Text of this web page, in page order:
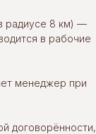
радиусе 8 км) —
в рабочие
менеджер при
договорённости,